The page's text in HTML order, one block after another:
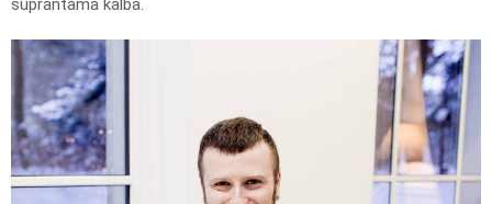
suprantama kalba.